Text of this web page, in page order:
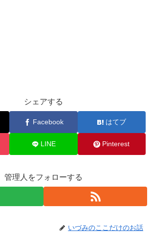
シェアする
Facebook はてブ
LINE Pinterest
管理人をフォローする
いづみのここだけのお話